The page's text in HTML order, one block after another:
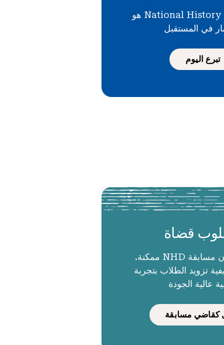
دعمك لـ National History Day هو
في المستقبل
تبرع اليوم
قضاة
الحكام يجعلون مسابقة NHD ممكنة.
تزويد الطلاب بتجربة
عالية الجودة
مسابقة